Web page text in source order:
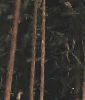
O
cacau
Pataxó